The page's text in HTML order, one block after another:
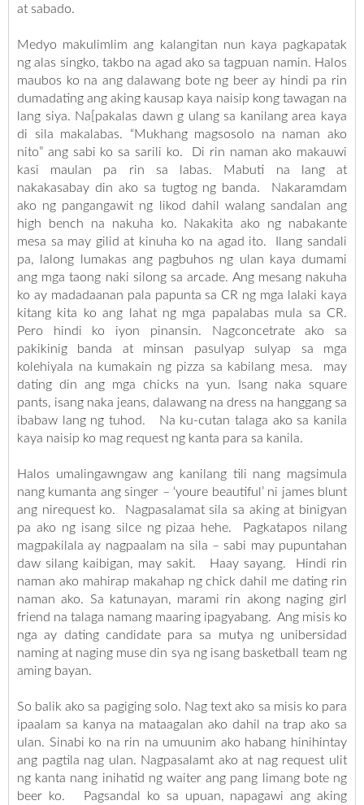
at sabado.
Medyo makulimlim ang kalangitan nun kaya pagkapatak
ng alas singko, takbo na agad ako sa tagpuan namin. Halos
maubos ko na ang dalawang bote ng beer ay hindi pa rin
dumadating ang aking kausap kaya naisip kong tawagan na
lang siya. Na[pakalas dawn g ulang sa kanilang area kaya
di sila makalabas. “Mukhang magsosolo na naman ako
nito” ang sabi ko sa sarili ko. Di rin naman ako makauwi
kasi maulan pa rin sa labas. Mabuti na lang at
nakakasabay din ako sa tugtog ng banda. Nakaramdam
ako ng pangangawit ng likod dahil walang sandalan ang
high bench na nakuha ko. Nakakita ako ng nabakante
mesa sa may gilid at kinuha ko na agad ito. Ilang sandali
pa, lalong lumakas ang pagbuhos ng ulan kaya dumami
ang mga taong naki silong sa arcade. Ang mesang nakuha
ko ay madadaanan pala papunta sa CR ng mga lalaki kaya
kitang kita ko ang lahat ng mga papalabas mula sa CR.
Pero hindi ko iyon pinansin. Nagconcetrate ako sa
pakikinig banda at minsan pasulyap sulyap sa mga
kolehiyala na kumakain ng pizza sa kabilang mesa. may
dating din ang mga chicks na yun. Isang naka square
pants, isang naka jeans, dalawang na dress na hanggang sa
ibabaw lang ng tuhod. Na ku-cutan talaga ako sa kanila
kaya naisip ko mag request ng kanta para sa kanila.
Halos umalingawngaw ang kanilang tili nang magsimula
nang kumanta ang singer – ‘youre beautiful’ ni james blunt
ang nirequest ko. Nagpasalamat sila sa aking at binigyan
pa ako ng isang silce ng pizaa hehe. Pagkatapos nilang
magpakilala ay nagpaalam na sila – sabi may pupuntahan
daw silang kaibigan, may sakit. Haay sayang. Hindi rin
naman ako mahirap makahap ng chick dahil me dating rin
naman ako. Sa katunayan, marami rin akong naging girl
friend na talaga namang maaring ipagyabang. Ang misis ko
nga ay dating candidate para sa mutya ng unibersidad
naming at naging muse din sya ng isang basketball team ng
aming bayan.
So balik ako sa pagiging solo. Nag text ako sa misis ko para
ipaalam sa kanya na mataagalan ako dahil na trap ako sa
ulan. Sinabi ko na rin na umuunim ako habang hinihintay
ang pagtila nag ulan. Nagpasalamt ako at nag request ulit
ng kanta nang inihatid ng waiter ang pang limang bote ng
beer ko. Pagsandal ko sa upuan, napagawi ang aking